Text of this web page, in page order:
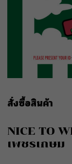
สั่งซื้อสินค้า
NICE TO
เพชรเกษม